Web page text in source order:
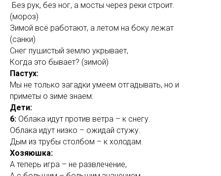
Без рук, без ног, а мосты через реки строит.
(мороз)
Зимой всё работают, а летом на боку лежат
(санки)
Снег пушистый землю укрывает,
Когда это бывает? (зимой)
Пастух:
Мы не только загадки умеем отгадывать, но и
приметы о зиме знаем:
Дети:
6: Облака идут против ветра – к снегу.
Облака идут низко – ожидай стужу.
Дым из трубы столбом – к холодам.
Хозяюшка:
А теперь игра – не развлечение,